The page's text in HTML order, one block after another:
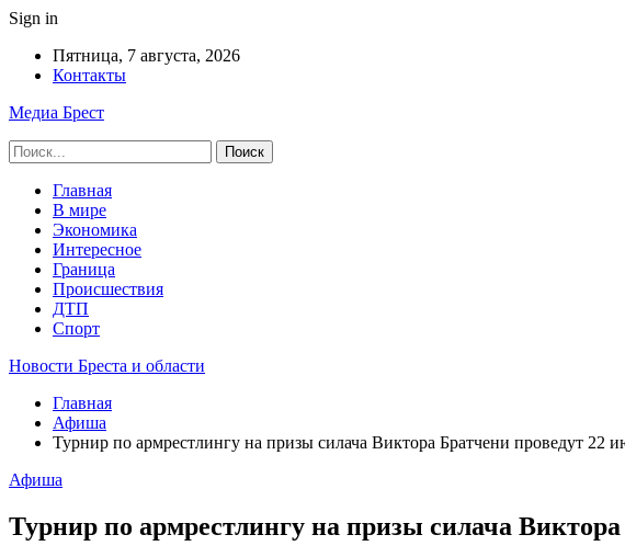
Sign in
Пятница, 7 августа, 2026
Контакты
Медиа Брест
Главная
В мире
Экономика
Интересное
Граница
Происшествия
ДТП
Спорт
Новости Бреста и области
Главная
Афиша
Турнир по армрестлингу на призы силача Виктора Братчени проведут 22
Афиша
Турнир по армрестлингу на призы силача